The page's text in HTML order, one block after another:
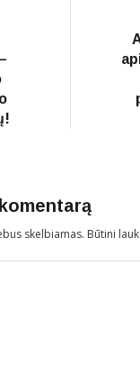
skelbiamas. Būtini